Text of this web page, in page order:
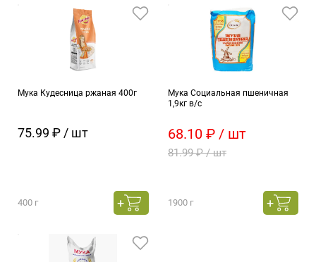
Мука Кудесница ржаная 400г
75.99 ₽ / шт
400 г
Мука Социальная пшеничная
1,9кг в/с
68.10 ₽ / шт
81.99 ₽ / шт
1900 г